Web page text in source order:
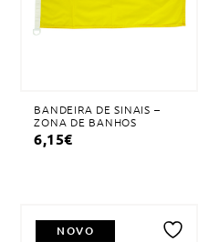
BANDEIRA DE SINAIS –
ZONA DE BANHOS
6,15€
NOVO